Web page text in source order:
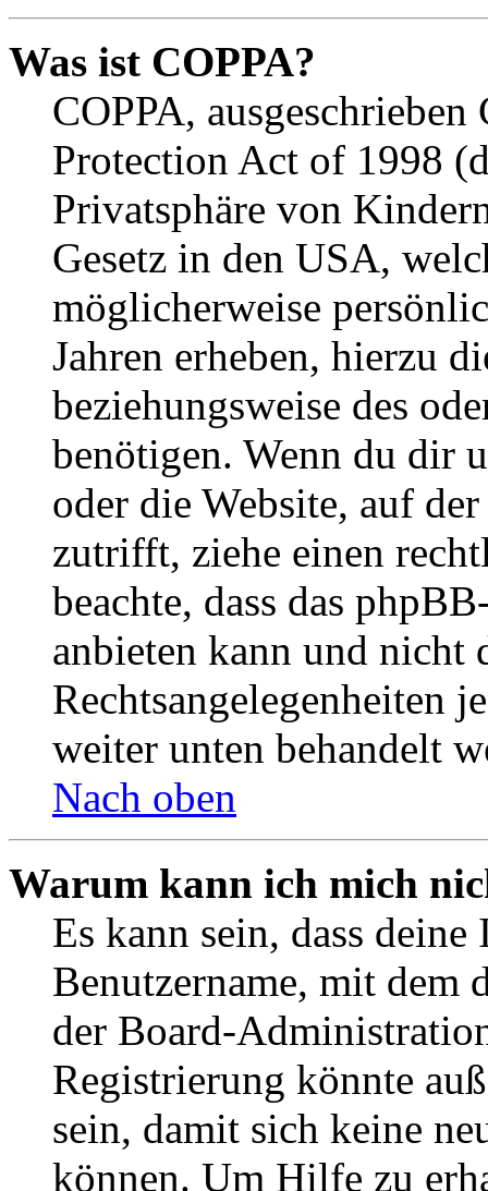
Was ist COPPA?
COPPA,
Protection Act of 1998
Privatsphäre von
Gesetz in den USA,
möglicherweise
Jahren erheben, hierzu
beziehungsweise des
benötigen. Wenn du dir
oder die Website, auf
zutrifft, ziehe einen
beachte, dass das
anbieten kann und nicht
Rechtsangelegenheiten
weiter unten behandelt
Nach oben
Warum kann ich mich
Es kann sein, dass
Benutzername, mit dem
der Board-
Registrierung könnte
sein, damit sich keine
können. Um Hilfe zu